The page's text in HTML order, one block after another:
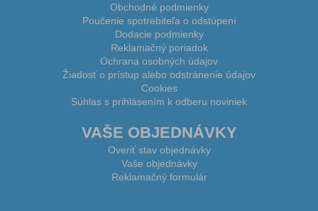
Obchodné podmienky
Poučenie spotrebiteľa o odstúpení
Dodacie podmienky
Reklamačný poriadok
Ochrana osobných údajov
Žiadosť o prístup alebo odstránenie údajov
Cookies
Súhlas s prihlásením k odberu noviniek
VAŠE OBJEDNÁVKY
Overiť stav objednávky
Vaše objednávky
Reklamačný formulár